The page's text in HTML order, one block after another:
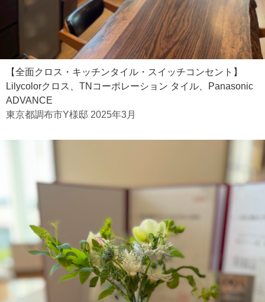
【全面クロス・キッチンタイル・スイッチコンセント】
Lilycolorクロス、TNコーポレーション タイル、Panasonic
ADVANCE
東京都調布市Y様邸 2025年3月